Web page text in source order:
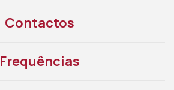
Contactos
Frequências